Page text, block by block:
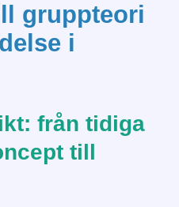
gruppteori
i
från tidiga
till